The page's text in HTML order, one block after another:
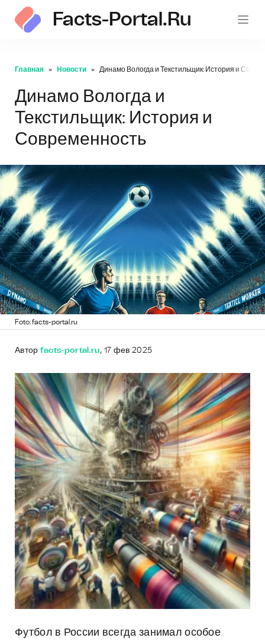
Facts-Portal.ru
Главная Новости Динамо Вологда и Текстильщик: История и
Динамо Вологда и
Текстильщик: История и
Современность
Foto: facts-portal.ru
Автор facts-portal.ru, 17 фев 2025
Футбол в России всегда занимал особое